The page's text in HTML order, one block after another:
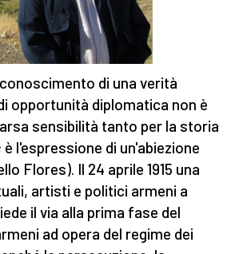
di una verità
opportunità diplomatica non è
sensibilità tanto per la storia
l'espressione di un'abiezione
Flores). Il 24 aprile 1915 una
artisti e politici armeni a
il via alla prima fase del
ad opera del regime dei